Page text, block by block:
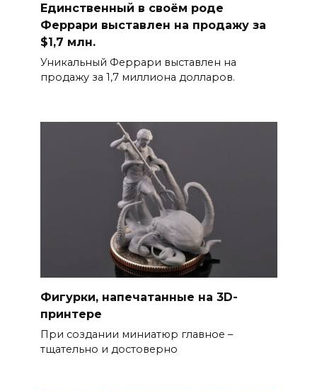
Единственный в своём роде
Феррари выставлен на продажу за
$1,7 млн.
Уникальный Феррари выставлен на
продажу за 1,7 миллиона долларов.
Фигурки, напечатанные на 3D-
принтере
При создании миниатюр главное –
тщательно и достоверно